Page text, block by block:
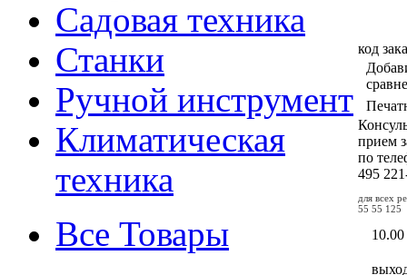
Садовая техника
Станки
Ручной инструмент
Климатическая
техника
Все Товары
код
прием
по
495
для всех
55 55 125